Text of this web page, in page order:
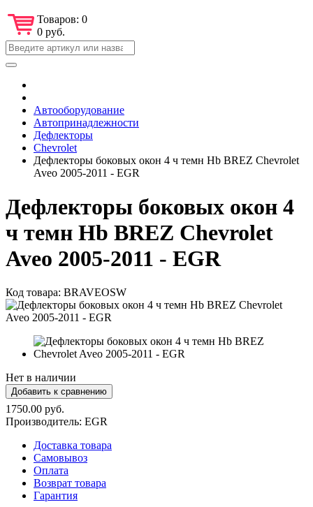
Товаров: 0
0 руб.
Автооборудование
Автопринадлежности
Дефлекторы
Chevrolet
Дефлекторы боковых окон 4 ч темн Hb BREZ Chevrolet
Aveo 2005-2011 - EGR
Дефлекторы боковых окон 4
ч темн Hb BREZ Chevrolet
Aveo 2005-2011 - EGR
Код товара: BRAVEOSW
Нет в наличии
1750.00 руб.
Производитель: EGR
Доставка товара
Самовывоз
Оплата
Возврат товара
Гарантия